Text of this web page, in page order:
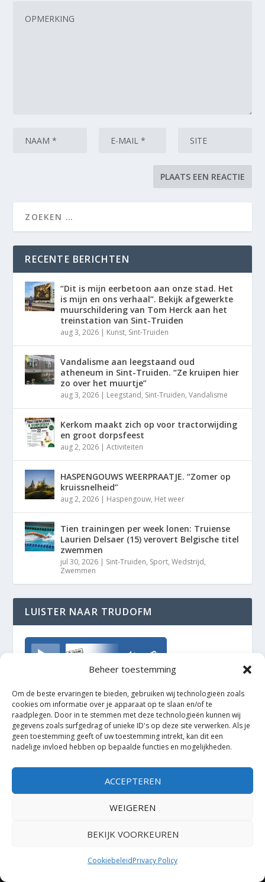
Beheer toestemming
Om de beste ervaringen te bieden, gebruiken wij technologieën zoals
cookies om informatie over je apparaat op te slaan en/of te
raadplegen. Door in te stemmen met deze technologieën kunnen wij
gegevens zoals surfgedrag of unieke ID's op deze site verwerken. Als je
geen toestemming geeft of uw toestemming intrekt, kan dit een
nadelige invloed hebben op bepaalde functies en mogelijkheden.
ACCEPTEREN
WEIGEREN
BEKIJK VOORKEUREN
CookiebeleidPrivacy Policy
RECENTE BERICHTEN
“Dit is mijn eerbetoon aan onze stad. Het
is mijn en ons verhaal”. Bekijk afgewerkte
muurschildering van Tom Herck aan het
treinstation van Sint-Truiden
aug 3, 2026 | Kunst, Sint-Truiden
Vandalisme aan leegstaand oud
atheneum in Sint-Truiden. “Ze kruipen hier
zo over het muurtje”
aug 3, 2026 | Leegstand, Sint-Truiden,Vandalisme
Kerkom maakt zich op voor tractorwijding
en groot dorpsfeest
aug 2, 2026 |Activiteiten
HASPENGOUWS WEERPRAATJE. “Zomer op
kruissnelheid”
aug 2, 2026 | Haspengouw, Het weer
Tien trainingen per week lonen: Truiense
Laurien Delsaer (15) verovert Belgische titel
zwemmen
jul 30, 2026 | Sint-Truiden, Sport,Wedstrijd,
Zwemmen
LUISTER NAAR TRUDOFM
TrudoFM
Elegant Themes| Mogelijk gemaakt door